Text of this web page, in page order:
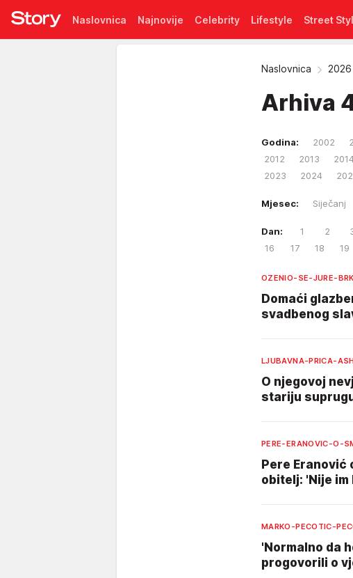
Naslovnica Najnovije Celebrity Lifestyle Street
Naslovnica
2026
Arhiva
Godina: 2002
2012
2013
2023
2024
Mjesec: Siječanj
Dan: 1 2
16
17 18 19
OZENIO-SE-JURE-
Domaći
svadbenog
LJUBAVNA-PRICA-
O njegovoj
stariju
PERE-ERANOVIC-O-
Pere Eranović
obitelj: 'Nije im
MARKO-PECOTIC-
'Normalno da
progovorili o